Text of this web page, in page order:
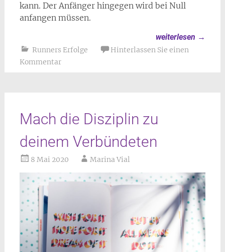
kann. Der Anfänger hingegen wird bei Null
anfangen müssen.
weiterlesen →
Runners Erfolge
Hinterlassen Sie einen
Kommentar
Mach die Disziplin zu
deinem Verbündeten
8 Mai 2020 Marina Vial